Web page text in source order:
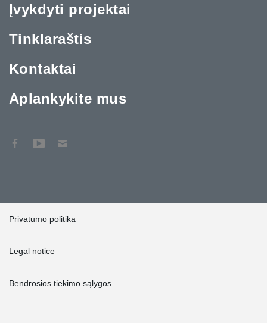
Įvykdyti projektai
Tinklaraštis
Kontaktai
Aplankykite mus
Privatumo politika
Legal notice
Bendrosios tiekimo sąlygos